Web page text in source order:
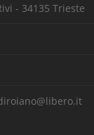
- 34135 Trieste